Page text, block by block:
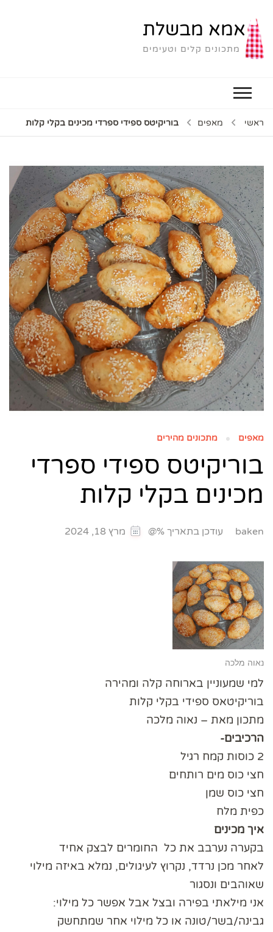
אמא מבשלת
מתכונים קלים וטעימים
ראשי מאפים בוריקיטס ספידי ספרדי מכינים בקלי קלות
מאפים מתכונים מהירים
בוריקיטס ספידי ספרדי
מכינים בקלי קלות
baken עודכן בתאריך %@ מרץ 18, 2024
נאוה מלכה
למי שמעוניין בארוחה קלה ומהירה
בוריקיטאס ספידי בקלי קלות
מתכון מאת – נאוה מלכה
הרכיבים-
2 כוסות קמח רגיל
חצי כוס מים רותחים
חצי כוס שמן
כפית מלח
איך מכינים
בקערה נערבב את כל החומרים לבצק אחיד
לאחר מכן נרדד, נקרוץ לעיגולים, נמלא באיזה מילוי
שאוהבים ונסגור
אני מילאתי בפירה ובצל אבל אפשר כל מילוי:
גבינה/בשר/טונה או כל מילוי אחר שמתחשק